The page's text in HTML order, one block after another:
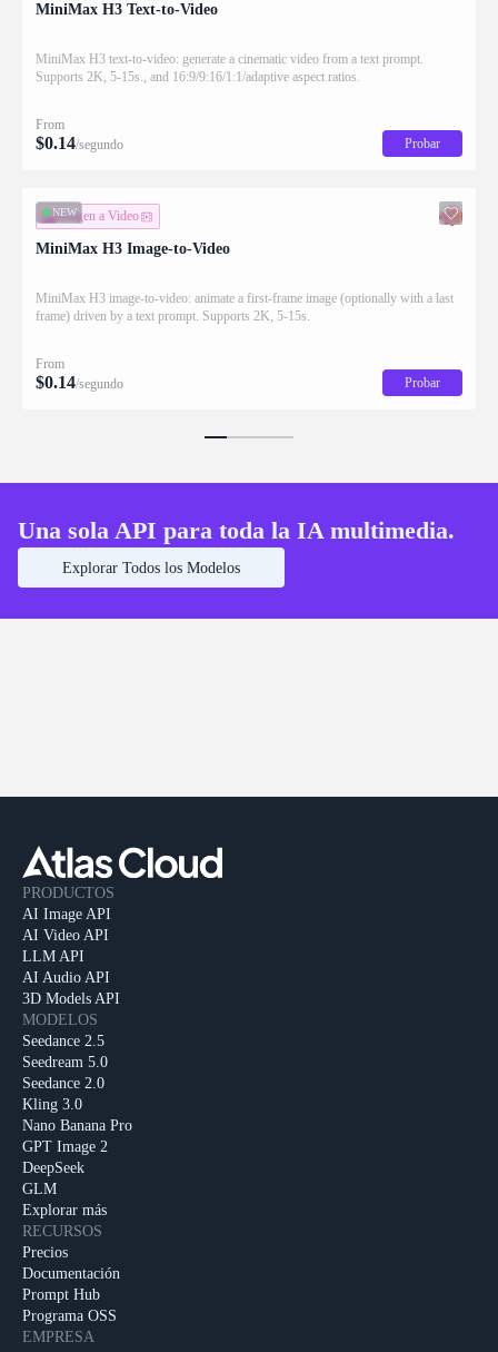
MiniMax H3 Text-to-Video
MiniMax H3 text-to-video: generate a cinematic video from a text prompt.
Supports 2K, 5-15s., and 16:9/9:16/1:1/adaptive aspect ratios.
From
$0.14/segundo Probar
NEW
Imagen a Video
MiniMax H3 Image-to-Video
MiniMax H3 image-to-video: animate a first-frame image (optionally with a last
frame) driven by a text prompt. Supports 2K, 5-15s.
From
$0.14/segundo Probar
Una sola API para toda la IA multimedia.
Explorar Todos los Modelos
PRODUCTOS
AI Image API
AI Video API
LLM API
AI Audio API
3D Models API
MODELOS
Seedance 2.5
Seedream 5.0
Seedance 2.0
Kling 3.0
Nano Banana Pro
GPT Image 2
DeepSeek
GLM
Explorar más
RECURSOS
Precios
Documentación
Prompt Hub
Programa OSS
EMPRESA